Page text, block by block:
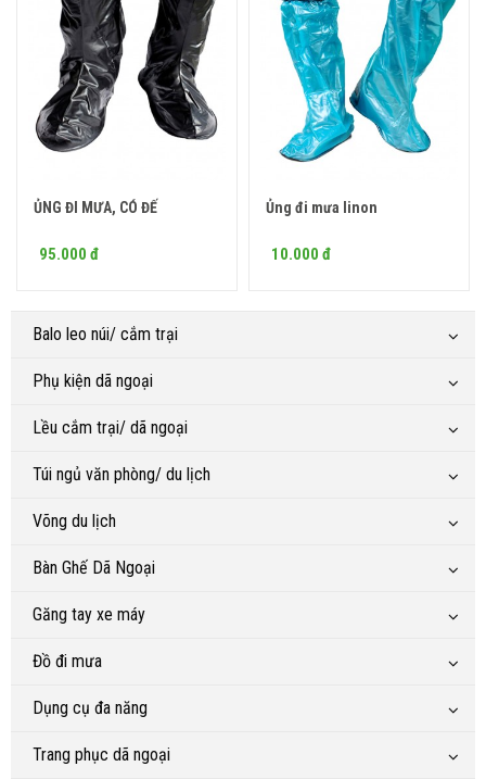
Mua ngay
ỦNG ĐI MƯA, CÓ ĐẾ
95.000 đ
Mua ngay
Ủng đi mưa linon
10.000 đ
Balo leo núi/ cắm trại
Phụ kiện dã ngoại
Lều cắm trại/ dã ngoại
Túi ngủ văn phòng/ du lịch
Võng du lịch
Bàn Ghế Dã Ngoại
Găng tay xe máy
Đồ đi mưa
Dụng cụ đa năng
Trang phục dã ngoại